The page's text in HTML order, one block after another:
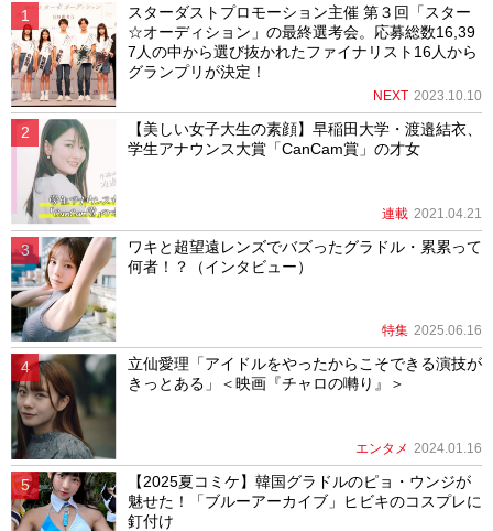
スターダストプロモーション主催 第３回「スター
☆オーディション」の最終選考会。応募総数16,39
7人の中から選び抜かれたファイナリスト16人から
グランプリが決定！
NEXT 2023.10.10
【美しい女子大生の素顔】早稲田大学・渡邉結衣、
学生アナウンス大賞「CanCam賞」の才女
連載 2021.04.21
ワキと超望遠レンズでバズったグラドル・累累って
何者！？（インタビュー）
特集 2025.06.16
立仙愛理「アイドルをやったからこそできる演技が
きっとある」＜映画『チャロの囀り』＞
エンタメ 2024.01.16
【2025夏コミケ】韓国グラドルのピョ・ウンジが
魅せた！「ブルーアーカイブ」ヒビキのコスプレに
釘付け